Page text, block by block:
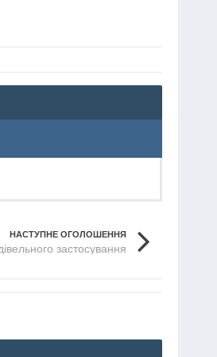
НАСТУПНЕ ОГОЛОШЕННЯ
застосування